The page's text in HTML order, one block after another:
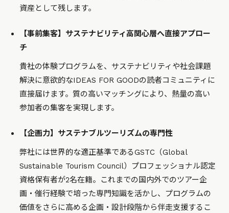
資産として残します。
【事前集客】サステナビリティ高関心層へ直接アプロー
チ
貴社の体験プログラムを、サステナビリティや社会課題
解決に意欲的なIDEAS FOR GOODの読者コミュニティに
直接届けます。質の高いマッチングにより、熱量の高い
参加者の集客を実現します。
【企画力】サステナブルツーリズムの専門性
弊社には世界的な適正基準であるGSTC（Global
Sustainable Tourism Council）プロフェッショナル認定
資格保有者が2名在籍。これまでの国内外でのツアー企
画・催行経験で培った専門知識を活かし、プログラムの
価値をさらに高める企画・設計段階から伴走支援するこ